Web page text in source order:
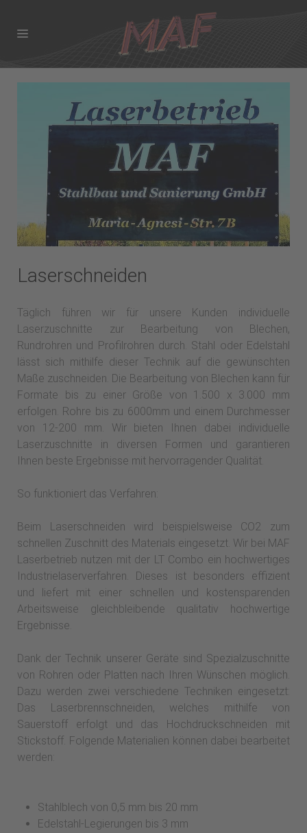
Laserschneiden
Täglich führen wir für unsere Kunden individuelle
Laserzuschnitte zur Bearbeitung von Blechen,
Rundrohren und Profilrohren durch. Stahl oder Edelstahl
lässt sich mithilfe dieser Technik auf die gewünschten
Maße zuschneiden. Die Bearbeitung von Blechen kann für
Formate bis zu einer Größe von 1.500 x 3.000 mm
erfolgen. Rohre bis zu 6000mm und einem Durchmesser
von 12-200 mm. Wir bieten Ihnen dabei individuelle
Laserzuschnitte in diversen Formen und garantieren
Ihnen beste Ergebnisse mit hervorragender Qualität.
So funktioniert das Verfahren:
Beim Laserschneiden wird beispielsweise CO2 zum
schnellen Zuschnitt des Materials eingesetzt. Wir bei MAF
Laserbetrieb nutzen mit der LT Combo ein hochwertiges
Industrielaserverfahren. Dieses ist besonders effizient
und liefert mit einer schnellen und kostensparenden
Arbeitsweise gleichbleibende qualitativ hochwertige
Ergebnisse.
Dank der Technik unserer Geräte sind Spezialzuschnitte
von Rohren oder Platten nach Ihren Wünschen möglich.
Dazu werden zwei verschiedene Techniken eingesetzt:
Das Laserbrennschneiden, welches mithilfe von
Sauerstoff erfolgt und das Hochdruckschneiden mit
Stickstoff. Folgende Materialien können dabei bearbeitet
werden:
Stahlblech von 0,5 mm bis 20 mm
Edelstahl-Legierungen bis 3 mm